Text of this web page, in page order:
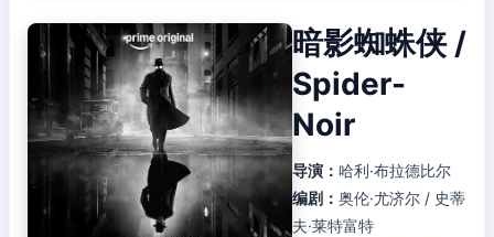
暗影蜘蛛侠 /
Spider-
Noir
导演： 哈利·布拉德比尔
编剧： 奥伦·尤济尔 / 史蒂
夫·莱特富特